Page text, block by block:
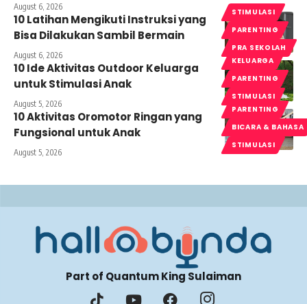
August 6, 2026
STIMULASI
PARENTING
PRA SEKOLAH
10 Latihan Mengikuti Instruksi yang
Bisa Dilakukan Sambil Bermain
August 6, 2026
KELUARGA
PARENTING
STIMULASI
10 Ide Aktivitas Outdoor Keluarga
untuk Stimulasi Anak
August 5, 2026
PARENTING
BICARA & BAHASA
STIMULASI
10 Aktivitas Oromotor Ringan yang
Fungsional untuk Anak
August 5, 2026
Part of Quantum King Sulaiman